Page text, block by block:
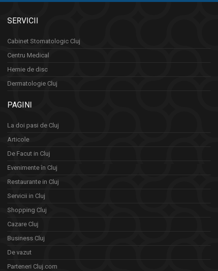
SERVICII
Cabinet Stomatologic Cluj
Centru Medical
Hernie de disc
Dermatologie Cluj
PAGINI
La doi pasi de Cluj
Articole
De Facut in Cluj
Evenimente în Cluj
Restaurante in Cluj
Servicii in Cluj
Shopping Cluj
Cazare Cluj
Business Cluj
De vazut
Parteneri Cluj.com